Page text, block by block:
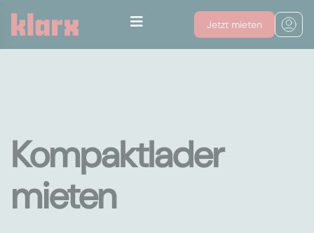
Jetzt mieten
Kompaktlader
mieten